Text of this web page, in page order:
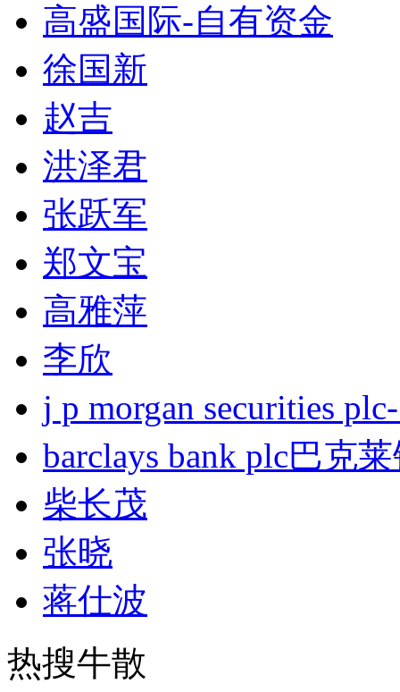
高盛国际-自有资金
徐国新
赵吉
洪泽君
张跃军
郑文宝
高雅萍
李欣
j p morgan securities
barclays bank plc巴克
柴长茂
张晓
蒋仕波
热搜牛散